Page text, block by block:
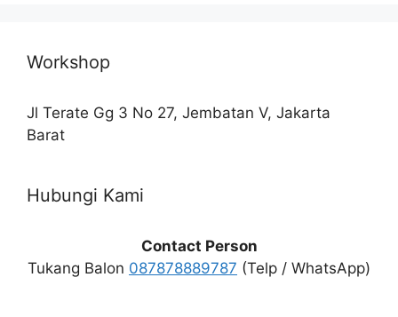
Workshop
Jl Terate Gg 3 No 27, Jembatan V, Jakarta
Barat
Hubungi Kami
Contact Person
Tukang Balon 087878889787 (Telp / WhatsApp)